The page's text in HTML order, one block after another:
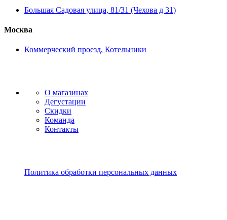
Большая Садовая улица, 81/31 (Чехова д 31)
Москва
Коммерческий проезд, Котельники
О магазинах
Дегустации
Скидки
Команда
Контакты
Политика обработки персональных данных